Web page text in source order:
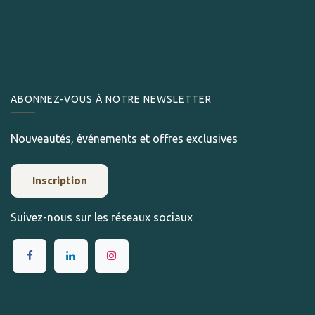
ABONNEZ-VOUS À NOTRE NEWSLETTER
Nouveautés, événements et offres exclusives
Inscription
Suivez-nous sur les réseaux sociaux